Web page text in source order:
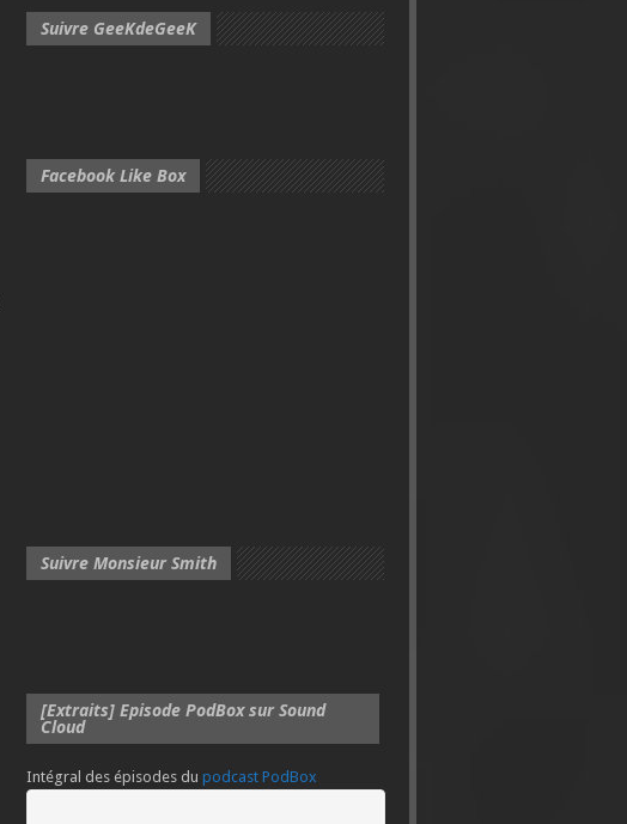
Suivre GeeKdeGeeK
Facebook Like Box
Suivre Monsieur Smith
[Extraits] Episode PodBox sur Sound
Cloud
Intégral des épisodes du podcast PodBox